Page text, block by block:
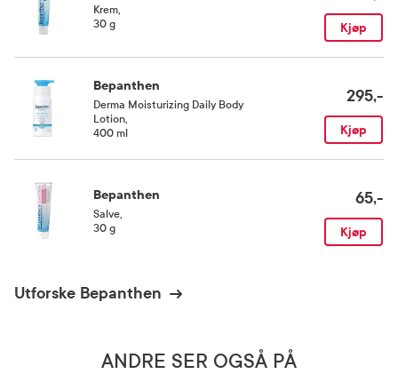
Krem
30 g
Kjøp
Bepanthen
Derma Moisturizing Daily Body
Lotion
400 ml
295,-
Kjøp
Bepanthen
Salve
30 g
65,-
Kjøp
Utforske Bepanthen
ANDRE SER OGSÅ PÅ